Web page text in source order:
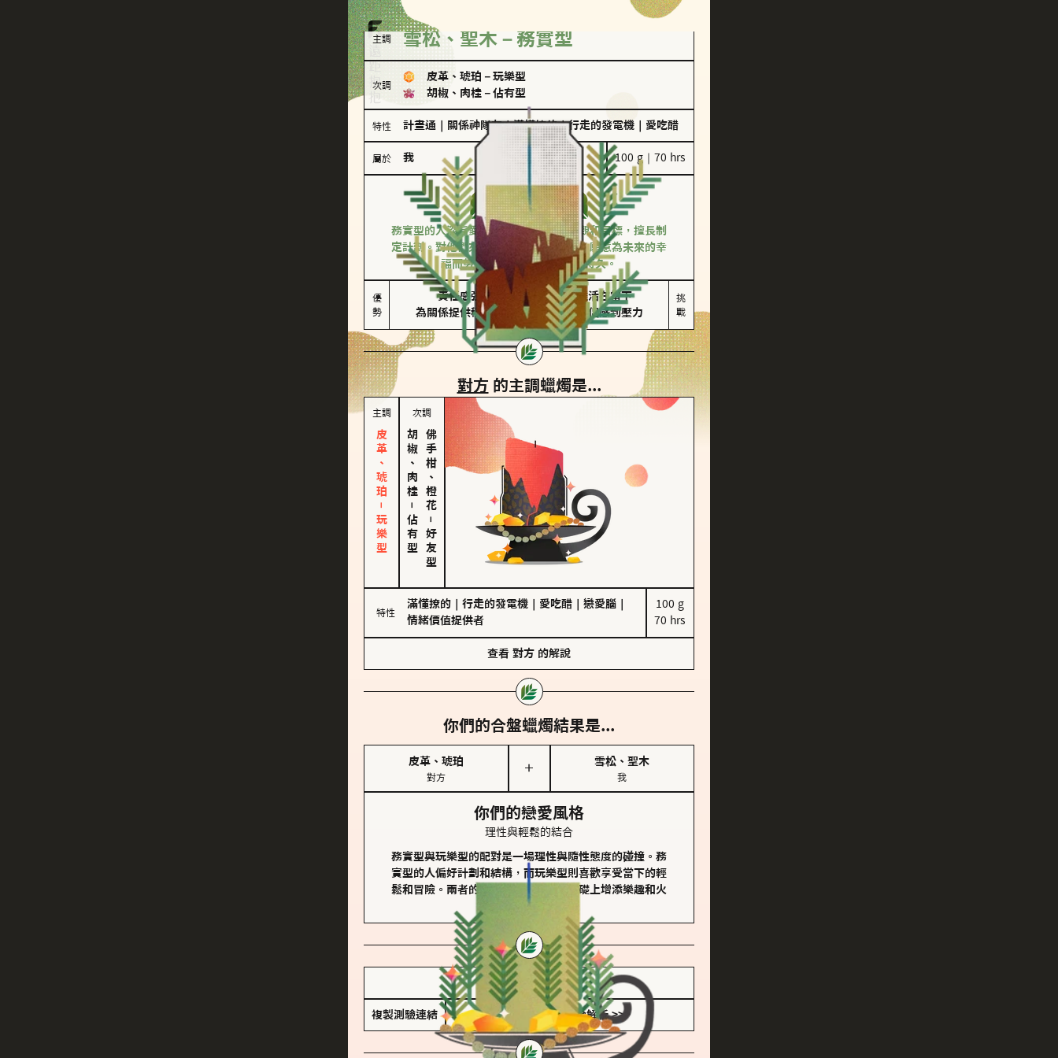
主調 雪松、聖木－務實型
次調
皮革、琥珀 － 玩樂型
胡椒、肉桂 － 佔有型
特性 計畫通 關係神隊友｜滿懂撩的｜行走的發電機 愛吃醋
屬於 我 100 g｜70 hrs
務實型
雪松、聖木
務實型的人深信愛情立基於共同的價值觀和目標，擅長制
定計劃。對他們來說，感情穩定最重要，願意為未來的幸
福而努力，讓愛情變得踏實而持久。
優
勢
責任感強
為關係提供穩定度
較難活在當下
易讓伴侶感到壓力
挑
戰
對方 的主調蠟燭是...
主調
皮革、琥珀－玩樂型
次調
胡椒、肉桂
－
佔有型
佛手柑、橙花
－
好友型
特性
滿懂撩的 行走的發電機 愛吃醋 戀愛腦
情緒價值提供者
100 g
70 hrs
查看 對方 的解說
你們的合盤蠟燭結果是...
皮革、琥珀
對方
＋
雪松、聖木
我
你們的戀愛風格
理性與輕鬆的結合
務實型與玩樂型的配對是一場理性與隨性態度的碰撞。務
實型的人偏好計劃和結構，而玩樂型則喜歡享受當下的輕
鬆和冒險。兩者的關係能夠在穩定的基礎上增添樂趣和火
花。
儲存我的結果圖
複製測驗連結 查看香氛類型全解析 >>>